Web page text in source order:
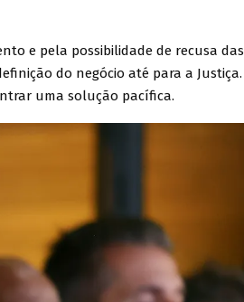
e pela possibilidade de recusa das
do negócio até para a Justiça.
uma solução pacífica.